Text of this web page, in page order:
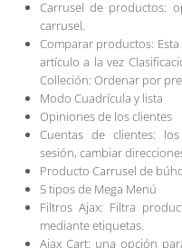
Carrusel de productos:
carrusel.
Comparar productos:
artículo a la vez
Colleción: Ordenar por
Modo Cuadrícula y lista
Opiniones de los clientes
Cuentas de clientes:
sesión, cambiar
Producto Carrusel de
5 tipos de Mega Menú
Filtros Ajax: Filtra
mediante etiquetas.
Ajax Cart: una opción